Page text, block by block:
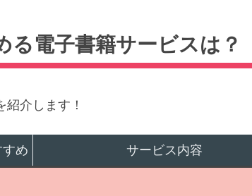
る電子書籍サービスは？
介します！
め サービス内容